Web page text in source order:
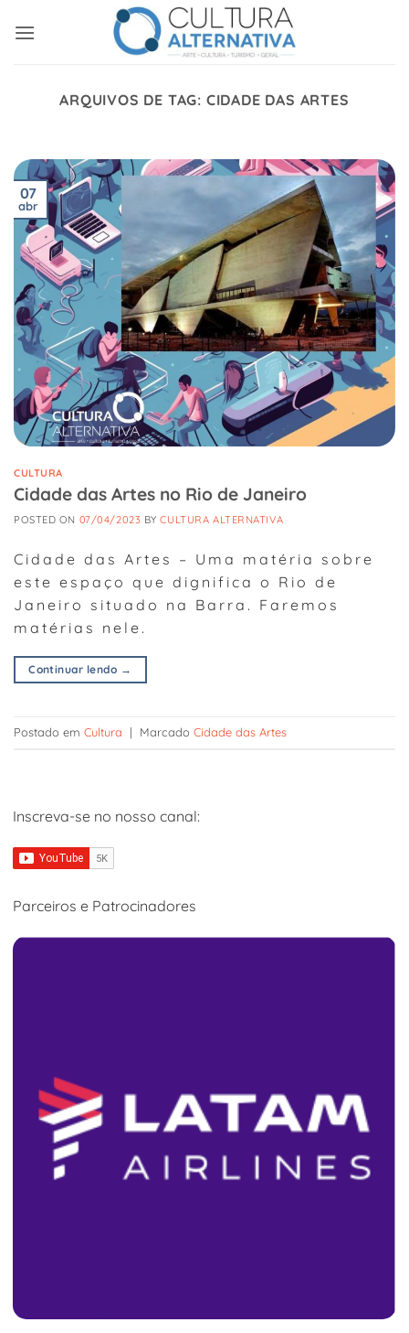
ARQUIVOS DE TAG: CIDADE DAS ARTES
07
abr
CULTURA
Cidade das Artes no Rio de Janeiro
POSTED ON 07/04/2023 BYCULTURA ALTERNATIVA
Cidade das Artes – Uma matéria sobre
este espaço que dignifica o Rio de
Janeiro situado na Barra. Faremos
matérias nele.
Continuar lendo →
Postado em Cultura | Marcado Cidade das Artes
Inscreva-se no nosso canal:
Parceiros e Patrocinadores